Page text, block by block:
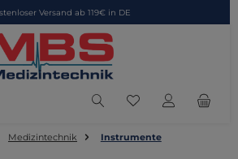
Versand ab 119€ in DE
Du hast 0
Medizintechnik Instrumente